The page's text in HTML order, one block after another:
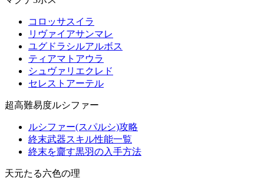
コロッサスイラ
リヴァイアサンマレ
ユグドラシルアルボス
ティアマトアウラ
シュヴァリエクレド
セレストアーテル
超高難易度ルシファー
ルシファー(スパルシ)攻略
終末武器スキル性能一覧
終末を齎す黒羽の入手方法
天元たる六色の理